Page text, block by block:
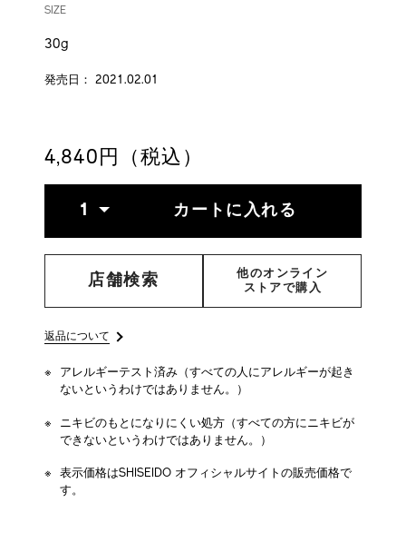
DETAILS
/shiseido-
skin-
blurring-
商
番
4514254984222
VARIATIONS
SIZE
30g
発売日： 2021.02.01
4,840円（税込）
OPTIONS
ACTIONS
1 カートに入れる
店舗検索
他のオンライン
ストアで購入
返品について
アレルギーテスト済み（すべての人にアレルギーが起き
ないというわけではありません。）
ニキビのもとになりにくい処方（すべての方にニキビが
できないというわけではありません。）
表示価格はSHISEIDO オフィシャルサイトの販売価格で
す。